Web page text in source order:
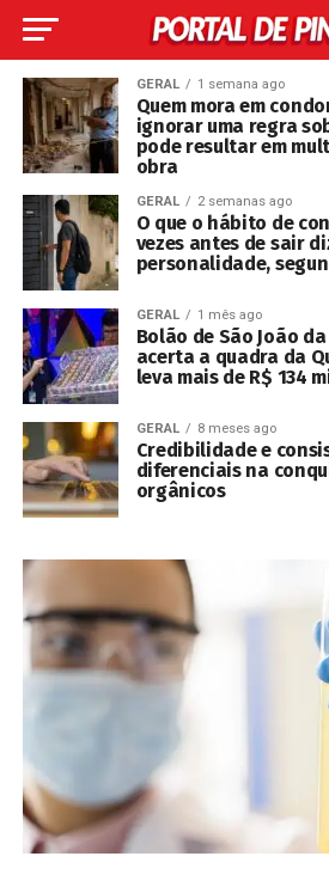
GERAL 1 semana ago
Quem mora em
ignorar uma regra
pode resultar em
obra
GERAL 2 semanas ago
O que o hábito de
vezes antes de sair
personalidade,
GERAL 1 mês ago
Bolão de São João
acerta a quadra da
leva mais de R$ 134
GERAL 8 meses ago
Credibilidade e
diferenciais na
orgânicos